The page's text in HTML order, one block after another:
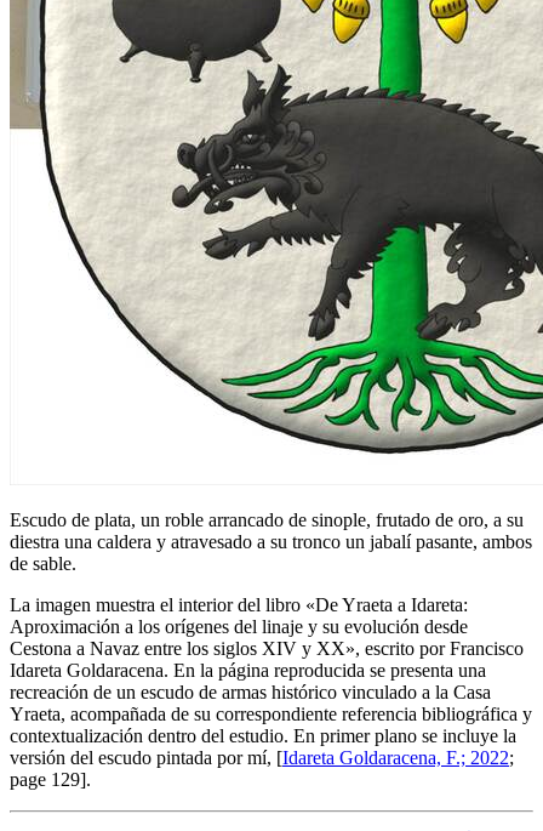
Escudo de plata, un roble arrancado de sinople, frutado de oro, a su
diestra una caldera y atravesado a su tronco un jabalí pasante, ambos
de sable.
La imagen muestra el interior del libro «De Yraeta a Idareta:
Aproximación a los orígenes del linaje y su evolución desde
Cestona a Navaz entre los siglos XIV y XX», escrito por Francisco
Idareta Goldaracena. En la página reproducida se presenta una
recreación de un escudo de armas histórico vinculado a la Casa
Yraeta, acompañada de su correspondiente referencia bibliográfica y
contextualización dentro del estudio. En primer plano se incluye la
versión del escudo pintada por mí, [Idareta Goldaracena, F.; 2022;
page 129].